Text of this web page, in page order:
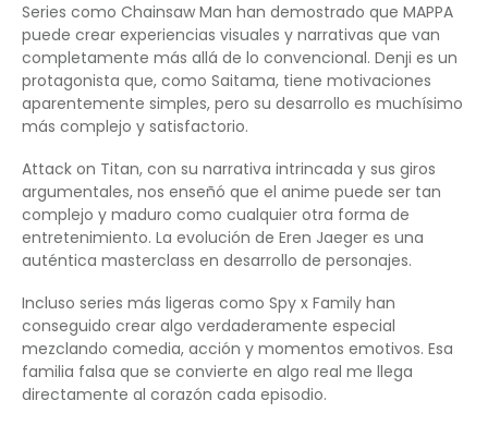
Series como Chainsaw Man han demostrado que MAPPA
puede crear experiencias visuales y narrativas que van
completamente más allá de lo convencional. Denji es un
protagonista que, como Saitama, tiene motivaciones
aparentemente simples, pero su desarrollo es muchísimo
más complejo y satisfactorio.
Attack on Titan, con su narrativa intrincada y sus giros
argumentales, nos enseñó que el anime puede ser tan
complejo y maduro como cualquier otra forma de
entretenimiento. La evolución de Eren Jaeger es una
auténtica masterclass en desarrollo de personajes.
Incluso series más ligeras como Spy x Family han
conseguido crear algo verdaderamente especial
mezclando comedia, acción y momentos emotivos. Esa
familia falsa que se convierte en algo real me llega
directamente al corazón cada episodio.